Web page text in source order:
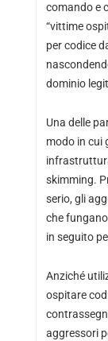
comando e
“vittime
per codice
dominio
Una delle
modo in cui
skimming.
serio, gli
che
in seguito
Anziché
ospitare
aggressori